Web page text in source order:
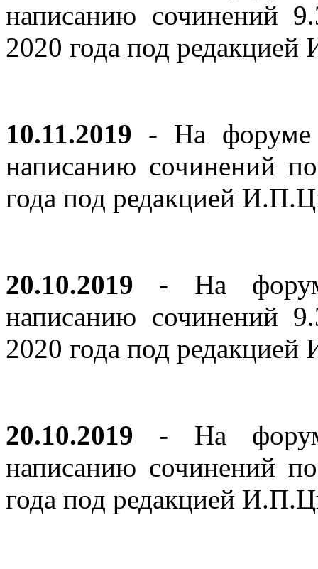
написанию сочинений
2020 года под
10.11.2019 - На форуме
написанию сочинений
года под редакцией
20.10.2019 - На
написанию сочинений
2020 года под
20.10.2019 - На
написанию сочинений
года под редакцией